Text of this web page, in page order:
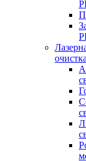
очистка